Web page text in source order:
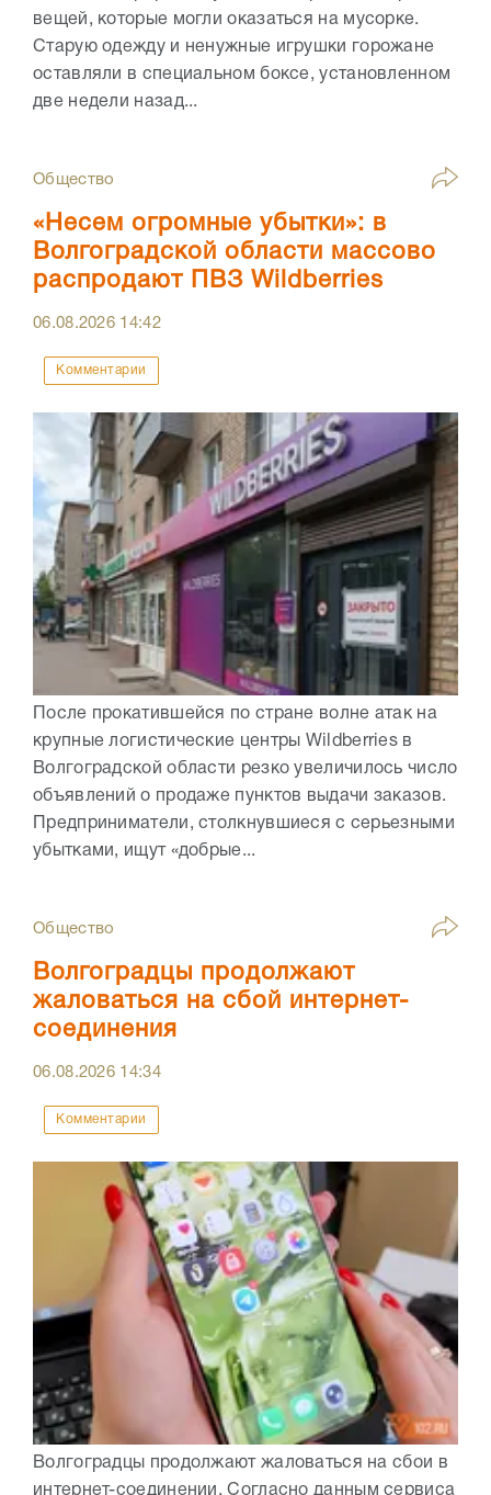
вещей, которые могли оказаться на мусорке.
Старую одежду и ненужные игрушки горожане
оставляли в специальном боксе, установленном
две недели назад...
Общество
«Несем огромные убытки»: в
Волгоградской области массово
распродают ПВЗ Wildberries
06.08.2026 14:42
Комментарии
После прокатившейся по стране волне атак на
крупные логистические центры Wildberries в
Волгоградской области резко увеличилось число
объявлений о продаже пунктов выдачи заказов.
Предприниматели, столкнувшиеся с серьезными
убытками, ищут «добрые...
Общество
Волгоградцы продолжают
жаловаться на сбой интернет-
соединения
06.08.2026 14:34
Комментарии
Волгоградцы продолжают жаловаться на сбои в
интернет-соединении. Согласно данным сервиса